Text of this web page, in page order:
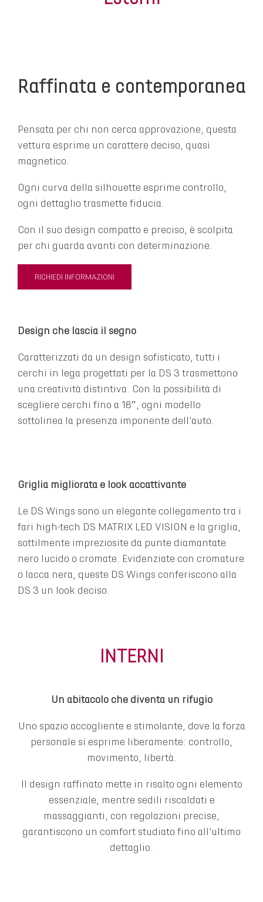
Raffinata e contemporanea
Pensata per chi non cerca approvazione, questa
vettura esprime un carattere deciso, quasi
magnetico.
Ogni curva della silhouette esprime controllo,
ogni dettaglio trasmette fiducia.
Con il suo design compatto e preciso, è scolpita
per chi guarda avanti con determinazione.
RICHIEDI INFORMAZIONI
Design che lascia il segno
Caratterizzati da un design sofisticato, tutti i
cerchi in lega progettati per la DS 3 trasmettono
una creatività distintiva. Con la possibilità di
scegliere cerchi fino a 18″, ogni modello
sottolinea la presenza imponente dell’auto.
Griglia migliorata e look accattivante
Le DS Wings sono un elegante collegamento tra i
fari high-tech DS MATRIX LED VISION e la griglia,
sottilmente impreziosite da punte diamantate
nero lucido o cromate. Evidenziate con cromature
o lacca nera, queste DS Wings conferiscono alla
DS 3 un look deciso.
INTERNI
Un abitacolo che diventa un rifugio
Uno spazio accogliente e stimolante, dove la forza
personale si esprime liberamente: controllo,
movimento, libertà.
Il design raffinato mette in risalto ogni elemento
essenziale, mentre sedili riscaldati e
massaggianti, con regolazioni precise,
garantiscono un comfort studiato fino all’ultimo
dettaglio.